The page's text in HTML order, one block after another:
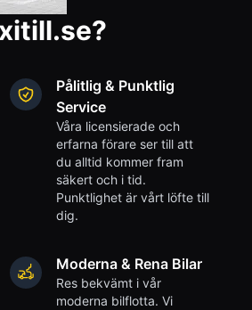
Pålitlig & Punktlig
Service
Våra licensierade och
erfarna förare ser till att
du alltid kommer fram
säkert och i tid.
Punktlighet är vårt löfte till
dig.
Moderna & Rena Bilar
Res bekvämt i vår
moderna bilflotta. Vi